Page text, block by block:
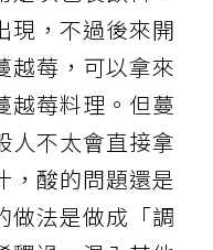
現，不過後來開
越莓，可以拿來
越莓料理。但蔓
人不太會直接拿
，酸的問題還是
做法是做成「調